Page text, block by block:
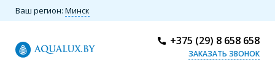
Ваш регион: Минск
+375 (29) 8 658 658
ЗАКАЗАТЬ ЗВОНОК